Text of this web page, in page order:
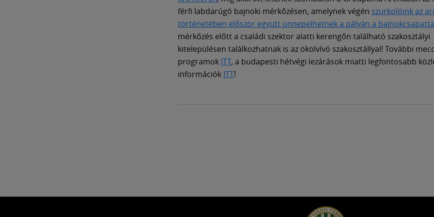
férfi labdarúgó bajnoki mérkőzésen, amelynek végén szurkolóink az
történetében először együtt ünnepelhetnek a pályán a
mérkőzés előtt a családi szektor alatti kerengőn található szakosztályi
kitelepülésen találkozhatnak is az ökölvívó szakosztállyal! További
programok ITT, a budapesti hétvégi lezárások miatti legfontosabb
információk ITT!